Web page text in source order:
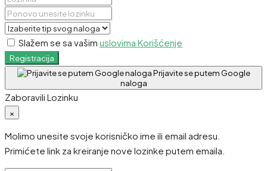
Slažem se sa vašim uslovima Korišćenje
Registracija
Prijavite se putem Google
naloga
Zaboravili Lozinku
×
Molimo unesite svoje korisničko ime ili email adresu.
Primićete link za kreiranje nove lozinke putem emaila.